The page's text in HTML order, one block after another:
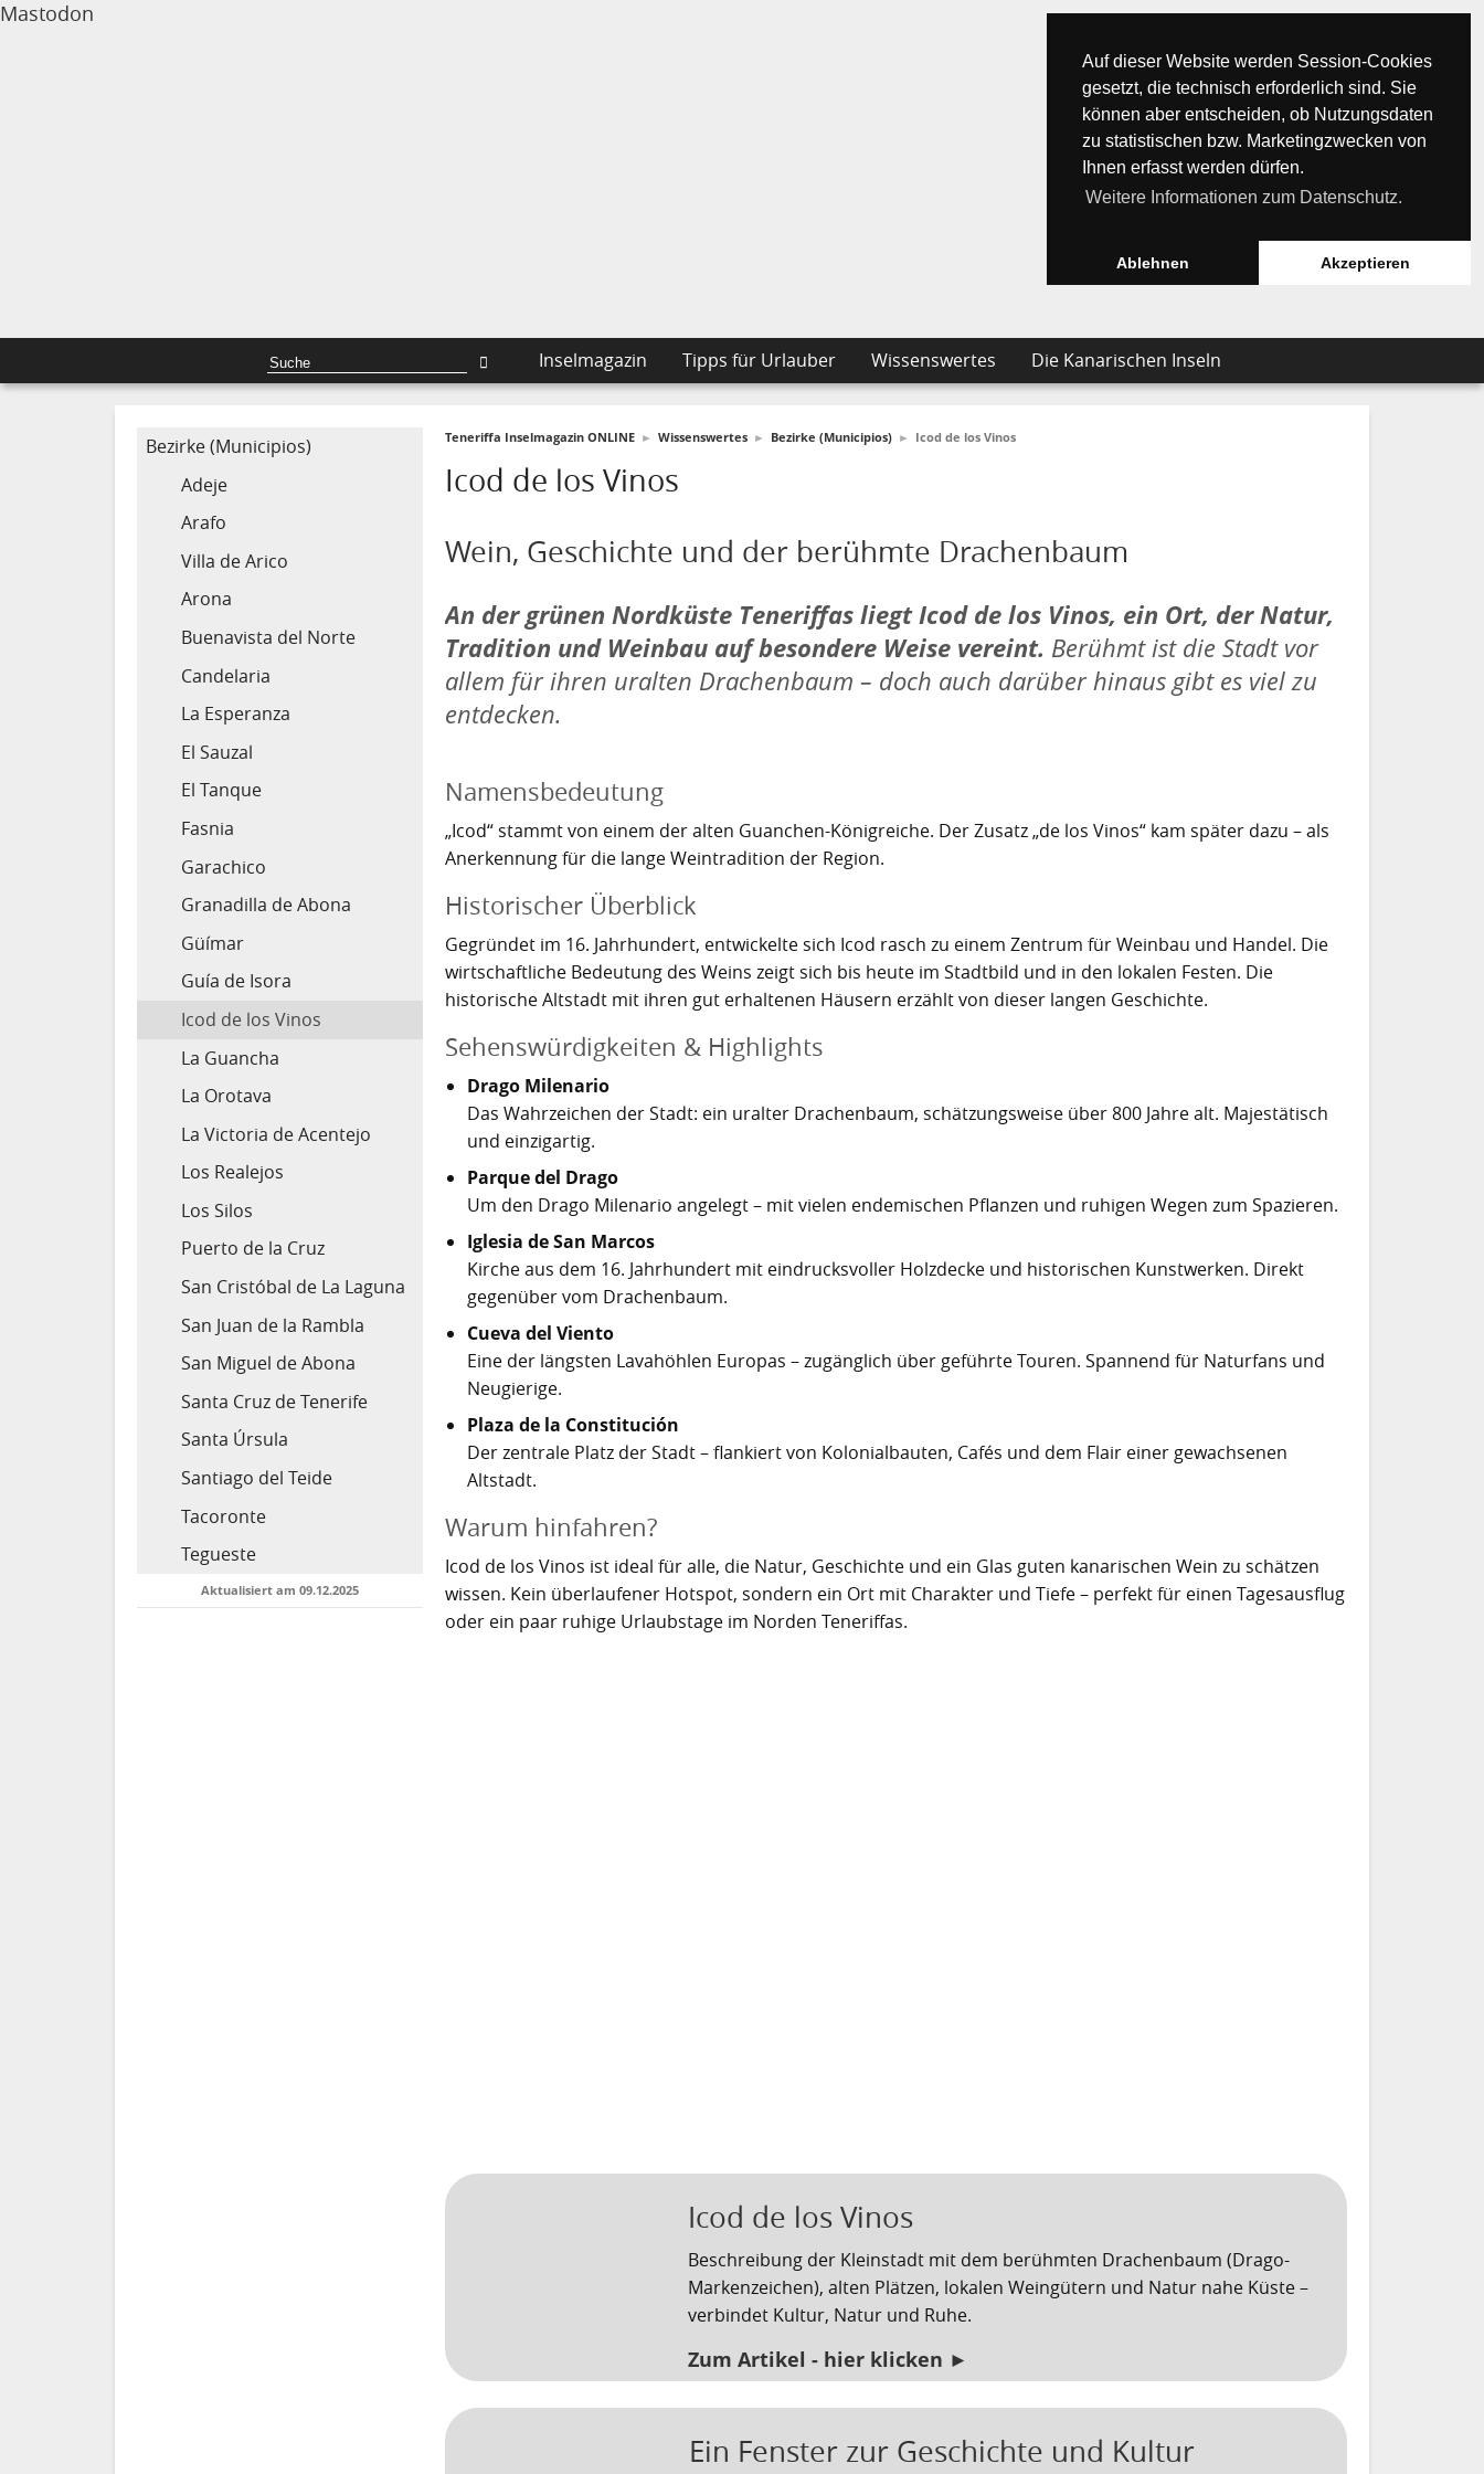
Auf dieser Website werden Session-Cookies
gesetzt, die technisch erforderlich sind. Sie
können aber entscheiden, ob Nutzungsdaten
zu statistischen bzw. Marketingzwecken von
Ihnen erfasst werden dürfen.
Weitere Informationen zum Datenschutz.
Ablehnen Akzeptieren
Mastodon
Inselmagazin Tipps für Urlauber Wissenswertes Die Kanarischen Inseln
Bezirke (Municipios)
Adeje
Arafo
Villa de Arico
Arona
Buenavista del Norte
Candelaria
La Esperanza
El Sauzal
El Tanque
Fasnia
Garachico
Granadilla de Abona
Güímar
Guía de Isora
Icod de los Vinos
La Guancha
La Orotava
La Victoria de Acentejo
Los Realejos
Los Silos
Puerto de la Cruz
San Cristóbal de La Laguna
San Juan de la Rambla
San Miguel de Abona
Santa Cruz de Tenerife
Santa Úrsula
Santiago del Teide
Tacoronte
Tegueste
Aktualisiert am 09.12.2025
Teneriffa Inselmagazin ONLINE ► Wissenswertes ► Bezirke (Municipios) ► Icod de los Vinos
Icod de los Vinos
Wein, Geschichte und der berühmte Drachenbaum
An der grünen Nordküste Teneriffas liegt Icod de los Vinos, ein Ort, der Natur,
Tradition und Weinbau auf besondere Weise vereint. Berühmt ist die Stadt vor
allem für ihren uralten Drachenbaum – doch auch darüber hinaus gibt es viel zu
entdecken.
Namensbedeutung
„Icod“ stammt von einem der alten Guanchen-Königreiche. Der Zusatz „de los Vinos“ kam später dazu – als
Anerkennung für die lange Weintradition der Region.
Historischer Überblick
Gegründet im 16. Jahrhundert, entwickelte sich Icod rasch zu einem Zentrum für Weinbau und Handel. Die
wirtschaftliche Bedeutung des Weins zeigt sich bis heute im Stadtbild und in den lokalen Festen. Die
historische Altstadt mit ihren gut erhaltenen Häusern erzählt von dieser langen Geschichte.
Sehenswürdigkeiten & Highlights
Drago Milenario
Das Wahrzeichen der Stadt: ein uralter Drachenbaum, schätzungsweise über 800 Jahre alt. Majestätisch
und einzigartig.
Parque del Drago
Um den Drago Milenario angelegt – mit vielen endemischen Pflanzen und ruhigen Wegen zum Spazieren.
Iglesia de San Marcos
Kirche aus dem 16. Jahrhundert mit eindrucksvoller Holzdecke und historischen Kunstwerken. Direkt
gegenüber vom Drachenbaum.
Cueva del Viento
Eine der längsten Lavahöhlen Europas – zugänglich über geführte Touren. Spannend für Naturfans und
Neugierige.
Plaza de la Constitución
Der zentrale Platz der Stadt – flankiert von Kolonialbauten, Cafés und dem Flair einer gewachsenen
Altstadt.
Warum hinfahren?
Icod de los Vinos ist ideal für alle, die Natur, Geschichte und ein Glas guten kanarischen Wein zu schätzen
wissen. Kein überlaufener Hotspot, sondern ein Ort mit Charakter und Tiefe – perfekt für einen Tagesausflug
oder ein paar ruhige Urlaubstage im Norden Teneriffas.
Icod de los Vinos
Beschreibung der Kleinstadt mit dem berühmten Drachenbaum (Drago-
Markenzeichen), alten Plätzen, lokalen Weingütern und Natur nahe Küste –
verbindet Kultur, Natur und Ruhe.
Zum Artikel - hier klicken ►
Ein Fenster zur Geschichte und Kultur